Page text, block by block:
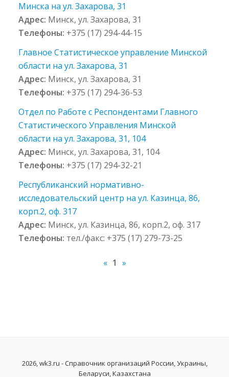
Минска на ул. Захарова, 31
Адрес: Минск, ул. Захарова, 31
Телефоны: +375 (17) 294-44-15
Главное Статистическое управление Минской
области на ул. Захарова, 31
Адрес: Минск, ул. Захарова, 31
Телефоны: +375 (17) 294-36-53
Отдел по Работе с Респондентами Главного
Статистического Управления Минской
области на ул. Захарова, 31, 104
Адрес: Минск, ул. Захарова, 31, 104
Телефоны: +375 (17) 294-32-21
Республиканский нормативно-
исследовательский центр на ул. Казинца, 86,
корп.2, оф. 317
Адрес: Минск, ул. Казинца, 86, корп.2, оф. 317
Телефоны: тел./факс: +375 (17) 279-73-25
« 1 »
2026, wk3.ru - Справочник организаций России, Украины,
Беларуси, Казахстана